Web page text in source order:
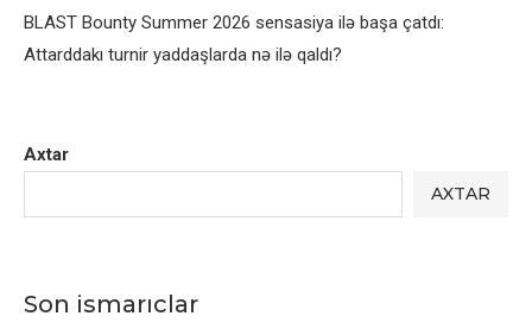
Axtar
AXTAR
Son ismarıclar
BLAST Bounty Summer 2026 sensasiya ilə başa çatdı:
Attarddakı turnir yaddaşlarda nə ilə qaldı?